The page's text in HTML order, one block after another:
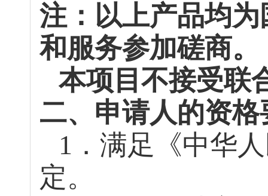
注：以上产品均
和服务参加磋商。
本项目不接受联
二、申请人的资格
1．满足《中华
定。